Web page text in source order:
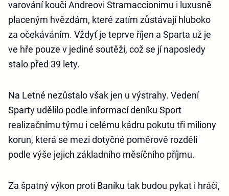
varování kouči Andreovi Stramaccionimu i luxusně
placeným hvězdám, které zatím zůstávají hluboko
za očekáváním. Vždyť je teprve říjen a Sparta už je
ve hře pouze v jediné soutěži, což se jí naposledy
stalo před 39 lety.
Na Letné nezůstalo však jen u výstrahy. Vedení
Sparty udělilo podle informací deníku Sport
realizačnímu týmu i celému kádru pokutu tři miliony
korun, která se mezi dotyčné poměrově rozdělí
podle výše jejich základního měsíčního příjmu.
Za špatný výkon proti Baníku tak budou pykat i hráči,